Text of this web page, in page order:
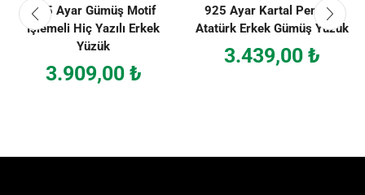
925 Ayar Gümüş Motif
İşlemeli Hiç Yazılı Erkek
Yüzük
3.909,00 ₺
925 Ayar Kartal Pençesi
Atatürk Erkek Gümüş Yüzük
3.439,00 ₺